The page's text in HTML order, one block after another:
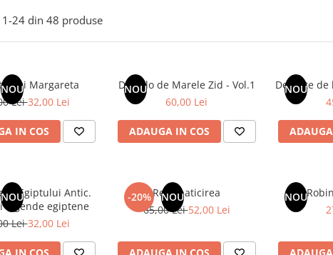
1-24 din 48 produse
NOUsi Margareta
Lei32,00 Lei
IN COS
NOU
Dincolo de Marele Zid - Vol.1
60,00 Lei
ADAUGA IN COS
NOU
Departe
NOUEgiptului Antic.
legende egiptene
Lei32,00 Lei
-20% NOU
Resalbaticirea
65,00 Lei52,00 Lei
NOU